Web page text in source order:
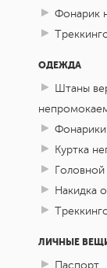
Фонарик
ОДЕЖДА
Штаны
Куртка
Накидка
ЛИЧНЫЕ
Паспорт